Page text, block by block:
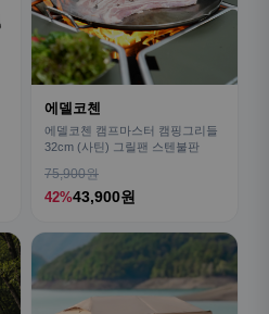
에델코첸
에델코첸 캠프마스터 캠핑그리들
32cm (사틴) 그릴팬 스텐불판
75,900원
42%43,900원